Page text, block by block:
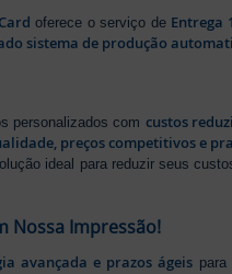
oferece o serviço de Entrega
sistema de produção
personalizados com custos
preços competitivos e
ideal para reduzir seus
Nossa Impressão!
avançada e prazos ágeis